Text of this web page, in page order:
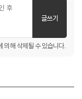
글쓰기
의해 삭제될 수 있습니다.